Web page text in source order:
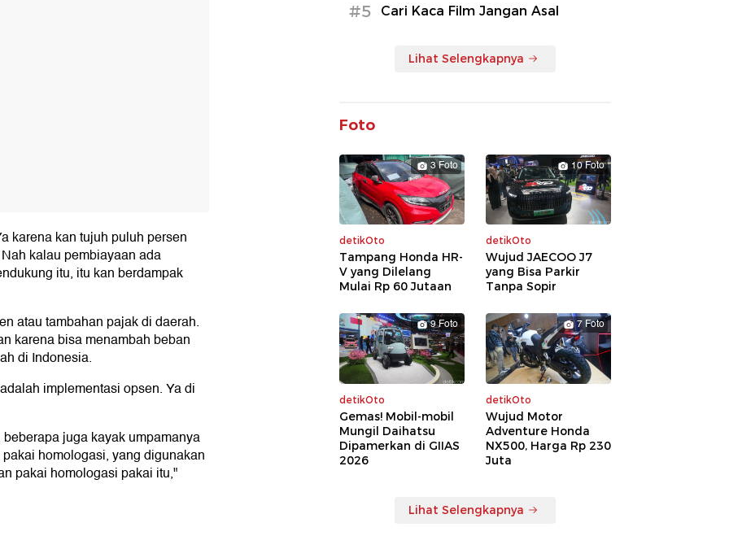
karena kan tujuh puluh persen
kalau pembiayaan ada
itu, itu kan berdampak
atau tambahan pajak di daerah.
karena bisa menambah beban
di Indonesia.
implementasi opsen. Ya di
juga kayak umpamanya
homologasi, yang digunakan
pakai homologasi pakai itu,"
#5 Cari Kaca Film Jangan Asal
Lihat Selengkapnya
Foto
3 Foto
detikOto
Tampang Honda HR-
V yang Dilelang
Mulai Rp 60 Jutaan
10 Foto
detikOto
Wujud JAECOO J7
yang Bisa Parkir
Tanpa Sopir
9 Foto
detikOto
Gemas! Mobil-mobil
Mungil Daihatsu
Dipamerkan di GIIAS
2026
7 Foto
detikOto
Wujud Motor
Adventure Honda
NX500, Harga Rp 230
Juta
Lihat Selengkapnya